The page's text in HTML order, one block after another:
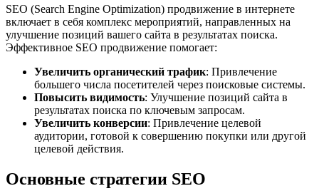
SEO (Search Engine Optimization) продвижение в интернете
включает в себя комплекс мероприятий, направленных на
улучшение позиций вашего сайта в результатах поиска.
Эффективное SEO продвижение помогает:
Увеличить органический трафик: Привлечение
большего числа посетителей через поисковые системы.
Повысить видимость: Улучшение позиций сайта в
результатах поиска по ключевым запросам.
Увеличить конверсии: Привлечение целевой
аудитории, готовой к совершению покупки или другой
целевой действия.
Основные стратегии SEO